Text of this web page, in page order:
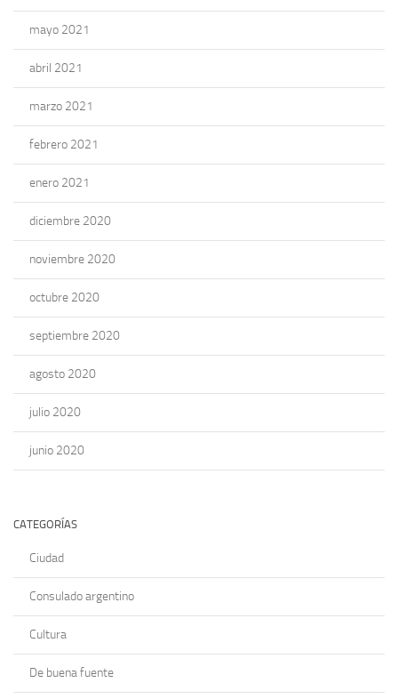
mayo 2021
abril 2021
marzo 2021
febrero 2021
enero 2021
diciembre 2020
noviembre 2020
octubre 2020
septiembre 2020
agosto 2020
julio 2020
junio 2020
CATEGORÍAS
Ciudad
Consulado argentino
Cultura
De buena fuente